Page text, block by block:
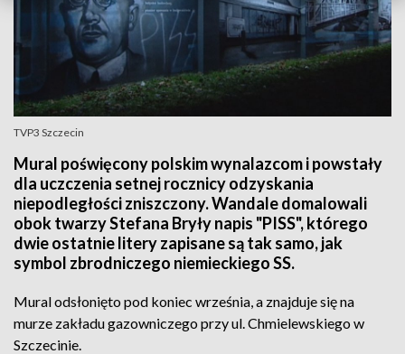
TVP3 Szczecin
Mural poświęcony polskim wynalazcom i powstały
dla uczczenia setnej rocznicy odzyskania
niepodległości zniszczony. Wandale domalowali
obok twarzy Stefana Bryły napis "PISS", którego
dwie ostatnie litery zapisane są tak samo, jak
symbol zbrodniczego niemieckiego SS.
Mural odsłonięto pod koniec września, a znajduje się na
murze zakładu gazowniczego przy ul. Chmielewskiego w
Szczecinie.